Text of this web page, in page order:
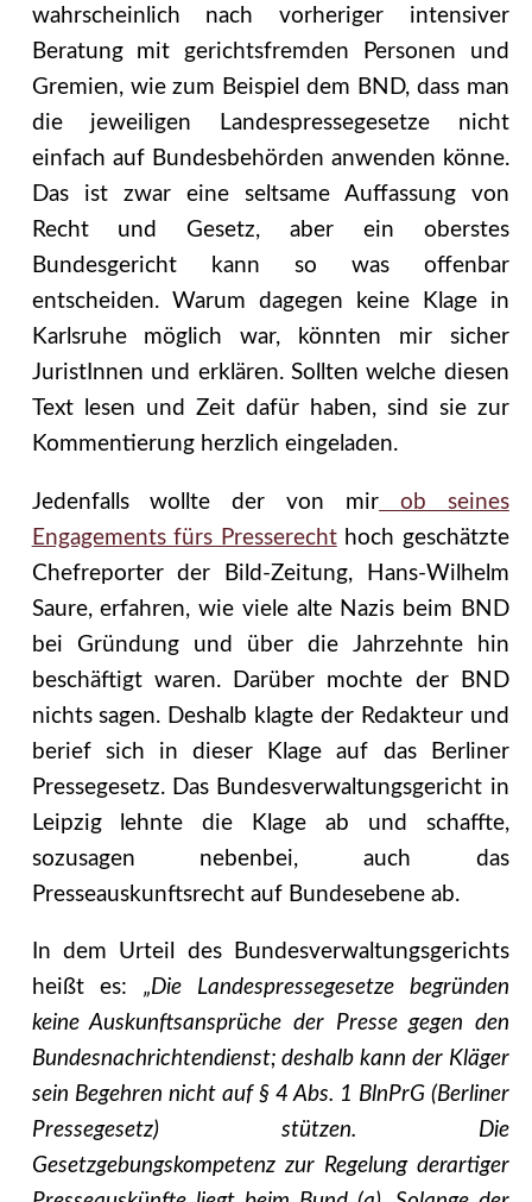
wahrscheinlich nach vorheriger intensiver
Beratung mit gerichtsfremden Personen und
Gremien, wie zum Beispiel dem BND, dass man
die jeweiligen Landespressegesetze nicht
einfach auf Bundesbehörden anwenden könne.
Das ist zwar eine seltsame Auffassung von
Recht und Gesetz, aber ein oberstes
Bundesgericht kann so was offenbar
entscheiden. Warum dagegen keine Klage in
Karlsruhe möglich war, könnten mir sicher
JuristInnen und erklären. Sollten welche diesen
Text lesen und Zeit dafür haben, sind sie zur
Kommentierung herzlich eingeladen.
Jedenfalls wollte der von mir ob seines
Engagements fürs Presserechthoch geschätzte
Chefreporter der Bild-Zeitung, Hans-Wilhelm
Saure, erfahren, wie viele alte Nazis beim BND
bei Gründung und über die Jahrzehnte hin
beschäftigt waren. Darüber mochte der BND
nichts sagen. Deshalb klagte der Redakteur und
berief sich in dieser Klage auf das Berliner
Pressegesetz. Das Bundesverwaltungsgericht in
Leipzig lehnte die Klage ab und schaffte,
sozusagen nebenbei, auch das
Presseauskunftsrecht auf Bundesebene ab.
In dem Urteil des Bundesverwaltungsgerichts
heißt es:„Die Landespressegesetze begründen
keine Auskunftsansprüche der Presse gegen den
Bundesnachrichtendienst; deshalb kann der Kläger
sein Begehren nicht auf § 4 Abs. 1 BlnPrG (Berliner
Pressegesetz) stützen. Die
Gesetzgebungskompetenz zur Regelung derartiger